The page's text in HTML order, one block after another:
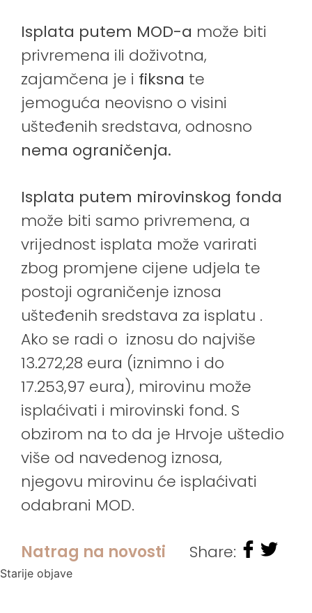
Isplata putem MOD-a može biti
privremena ili doživotna,
zajamčena je i fiksna te
jemoguća neovisno o visini
ušteđenih sredstava, odnosno
nema ograničenja.
Isplata putem mirovinskog fonda
može biti samo privremena, a
vrijednost isplata može varirati
zbog promjene cijene udjela te
postoji ograničenje iznosa
ušteđenih sredstava za isplatu .
Ako se radi o iznosu do najviše
13.272,28 eura (iznimno i do
17.253,97 eura), mirovinu može
isplaćivati i mirovinski fond. S
obzirom na to da je Hrvoje uštedio
više od navedenog iznosa,
njegovu mirovinu će isplaćivati
odabrani MOD.
Natrag na novosti Share:
Navigacija
Starije objave